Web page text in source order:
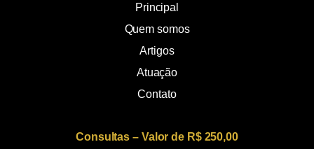
Principal
Quem somos
Artigos
Atuação
Contato
Consultas – Valor de R$ 250,00